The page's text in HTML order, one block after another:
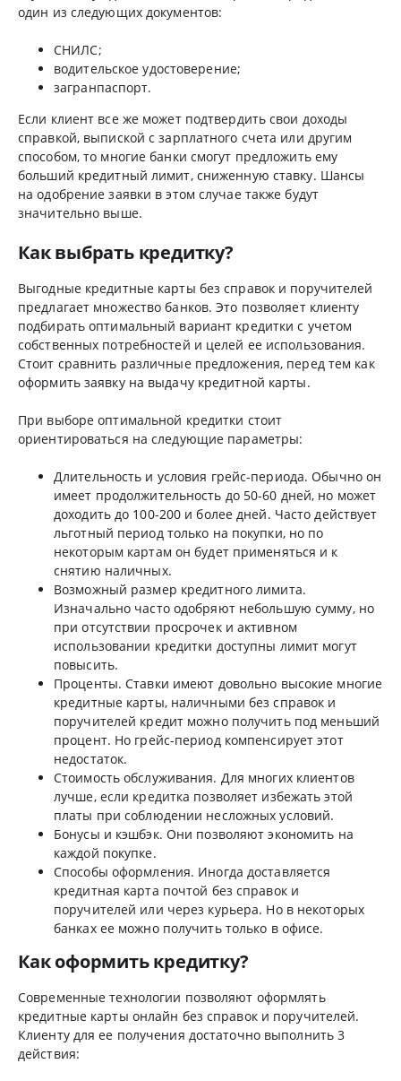
один из следующих документов:
СНИЛС;
водительское удостоверение;
загранпаспорт.
Если клиент все же может подтвердить свои доходы
справкой, выпиской с зарплатного счета или другим
способом, то многие банки смогут предложить ему
больший кредитный лимит, сниженную ставку. Шансы
на одобрение заявки в этом случае также будут
значительно выше.
Как выбрать кредитку?
Выгодные кредитные карты без справок и поручителей
предлагает множество банков. Это позволяет клиенту
подбирать оптимальный вариант кредитки с учетом
собственных потребностей и целей ее использования.
Стоит сравнить различные предложения, перед тем как
оформить заявку на выдачу кредитной карты.
При выборе оптимальной кредитки стоит
ориентироваться на следующие параметры:
Длительность и условия грейс-периода. Обычно он
имеет продолжительность до 50-60 дней, но может
доходить до 100-200 и более дней. Часто действует
льготный период только на покупки, но по
некоторым картам он будет применяться и к
снятию наличных.
Возможный размер кредитного лимита.
Изначально часто одобряют небольшую сумму, но
при отсутствии просрочек и активном
использовании кредитки доступны лимит могут
повысить.
Проценты. Ставки имеют довольно высокие многие
кредитные карты, наличными без справок и
поручителей кредит можно получить под меньший
процент. Но грейс-период компенсирует этот
недостаток.
Стоимость обслуживания. Для многих клиентов
лучше, если кредитка позволяет избежать этой
платы при соблюдении несложных условий.
Бонусы и кэшбэк. Они позволяют экономить на
каждой покупке.
Способы оформления. Иногда доставляется
кредитная карта почтой без справок и
поручителей или через курьера. Но в некоторых
банках ее можно получить только в офисе.
Как оформить кредитку?
Современные технологии позволяют оформлять
кредитные карты онлайн без справок и поручителей.
Клиенту для ее получения достаточно выполнить 3
действия: